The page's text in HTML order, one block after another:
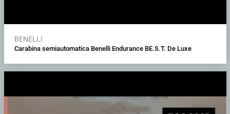
BENELLI
Carabina semiautomatica Benelli Endurance BE.S.T. De Luxe